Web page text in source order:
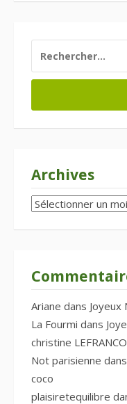
Archives
Archives
Ariane dans Joyeux
La Fourmi dans
christine
Not parisienne dans
coco
plaisiretequilibre